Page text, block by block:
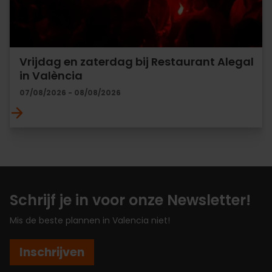
Vrijdag en zaterdag bij Restaurant Alegal
in València
07/08/2026 - 08/08/2026
Schrijf je in voor onze Newsletter!
Mis de beste plannen in Valencia niet!
Inschrijven